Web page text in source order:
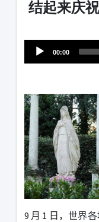
结起来庆
Player
00:00
9 月 1 日，世界